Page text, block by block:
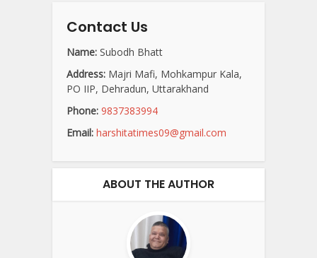
Contact Us
Name: Subodh Bhatt
Address: Majri Mafi, Mohkampur Kala,
PO IIP, Dehradun, Uttarakhand
Phone: 9837383994
Email: harshitatimes09@gmail.com
ABOUT THE AUTHOR